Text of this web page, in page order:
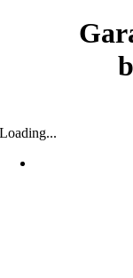
Loading...